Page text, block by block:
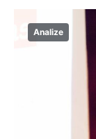
Analize